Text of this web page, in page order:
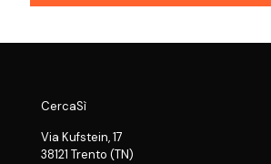
CercaSì
Via Kufstein, 17
38121 Trento (TN)